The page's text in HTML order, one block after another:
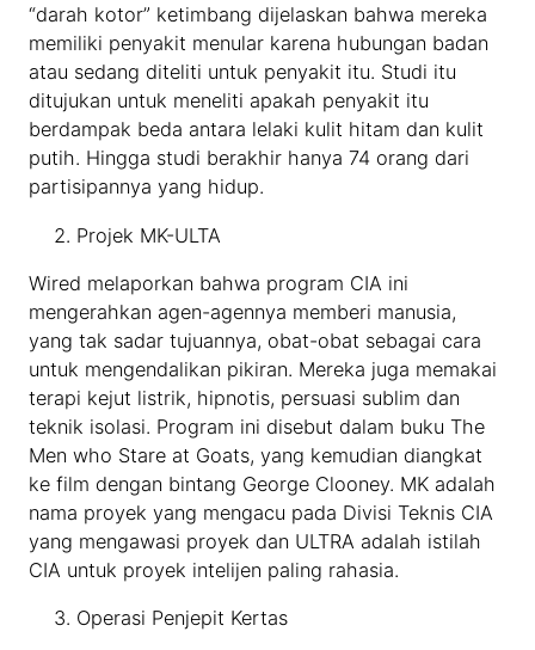
“darah kotor” ketimbang dijelaskan bahwa mereka
memiliki penyakit menular karena hubungan badan
atau sedang diteliti untuk penyakit itu. Studi itu
ditujukan untuk meneliti apakah penyakit itu
berdampak beda antara lelaki kulit hitam dan kulit
putih. Hingga studi berakhir hanya 74 orang dari
partisipannya yang hidup.
Projek MK-ULTA
Wired melaporkan bahwa program CIA ini
mengerahkan agen-agennya memberi manusia,
yang tak sadar tujuannya, obat-obat sebagai cara
untuk mengendalikan pikiran. Mereka juga memakai
terapi kejut listrik, hipnotis, persuasi sublim dan
teknik isolasi. Program ini disebut dalam buku The
Men who Stare at Goats, yang kemudian diangkat
ke film dengan bintang George Clooney. MK adalah
nama proyek yang mengacu pada Divisi Teknis CIA
yang mengawasi proyek dan ULTRA adalah istilah
CIA untuk proyek intelijen paling rahasia.
Operasi Penjepit Kertas